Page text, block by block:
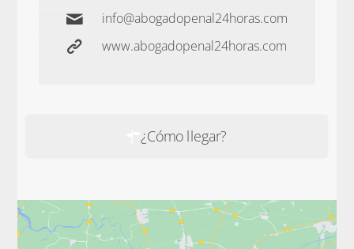
info@abogadopenal24horas.com
www.abogadopenal24horas.com
¿Cómo llegar?